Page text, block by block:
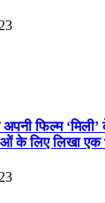
फिल्म
के लिए लिखा एक